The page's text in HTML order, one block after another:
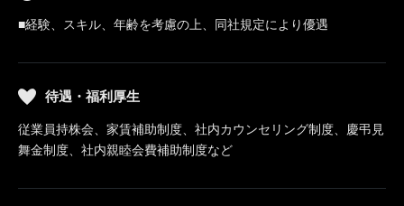
■経験、スキル、年齢を考慮の上、同社規定により優遇
待遇・福利厚生
従業員持株会、家賃補助制度、社内カウンセリング制度、慶弔見
舞金制度、社内親睦会費補助制度など